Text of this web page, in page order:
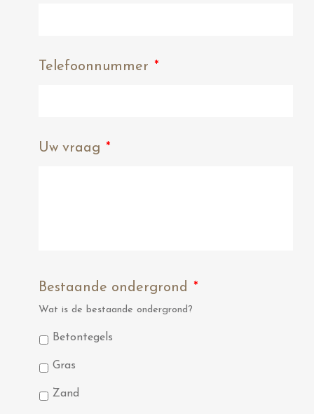
Telefoonnummer *
Uw vraag *
Bestaande ondergrond *
Wat is de bestaande ondergrond?
Betontegels
Gras
Zand